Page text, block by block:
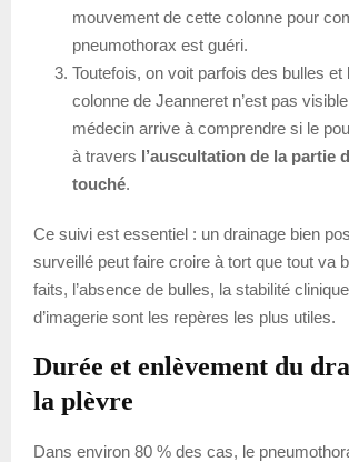
mouvement de cette colonne pour
pneumothorax est guéri.
Toutefois, on voit parfois des bulles et
colonne de Jeanneret n’est pas
médecin arrive à comprendre si le
à travers l’auscultation de la partie
touché.
Ce suivi est essentiel : un drainage bien
surveillé peut faire croire à tort que tout va
faits, l’absence de bulles, la stabilité
d’imagerie sont les repères les plus utiles.
Durée et enlèvement du
la plèvre
Dans environ 80 % des cas, le